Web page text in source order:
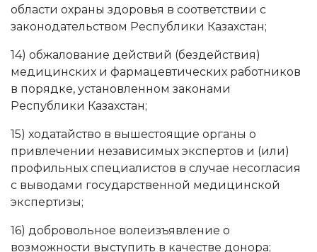
области охраны здоровья в соответствии с
законодательством Республики Казахстан;
14) обжалование действий (бездействия)
медицинских и фармацевтических работников
в порядке, установленном законами
Республики Казахстан;
15) ходатайство в вышестоящие органы о
привлечении независимых экспертов и (или)
профильных специалистов в случае несогласия
с выводами государственной медицинской
экспертизы;
16) добровольное волеизъявление о
возможности выступить в качестве донора;